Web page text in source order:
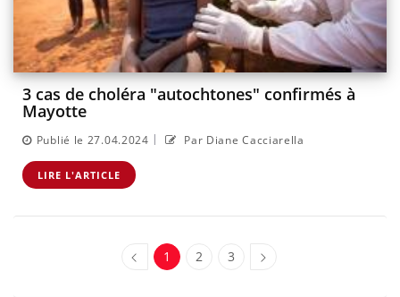
3 cas de choléra "autochtones" confirmés à
Mayotte
Publié le 27.04.2024 | Par Diane Cacciarella
LIRE L'ARTICLE
1 2 3